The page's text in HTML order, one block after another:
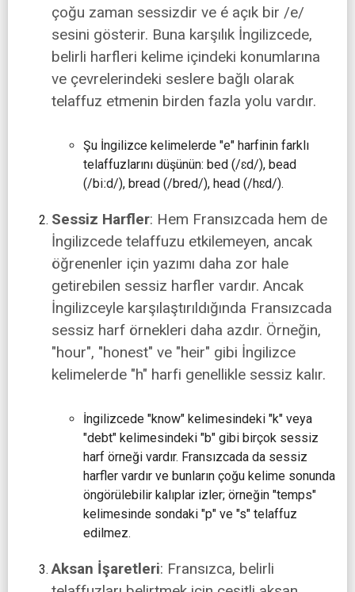
çoğu zaman sessizdir ve é açık bir /e/
sesini gösterir. Buna karşılık İngilizcede,
belirli harfleri kelime içindeki konumlarına
ve çevrelerindeki seslere bağlı olarak
telaffuz etmenin birden fazla yolu vardır.
Şu İngilizce kelimelerde "e" harfinin farklı
telaffuzlarını düşünün: bed (/ɛd/), bead
(/biːd/), bread (/bred/), head (/hɛd/).
Sessiz Harfler: Hem Fransızcada hem de
İngilizcede telaffuzu etkilemeyen, ancak
öğrenenler için yazımı daha zor hale
getirebilen sessiz harfler vardır. Ancak
İngilizceyle karşılaştırıldığında Fransızcada
sessiz harf örnekleri daha azdır. Örneğin,
"hour", "honest" ve "heir" gibi İngilizce
kelimelerde "h" harfi genellikle sessiz kalır.
İngilizcede "know" kelimesindeki "k" veya
"debt" kelimesindeki "b" gibi birçok sessiz
harf örneği vardır. Fransızcada da sessiz
harfler vardır ve bunların çoğu kelime sonunda
öngörülebilir kalıplar izler; örneğin "temps"
kelimesinde sondaki "p" ve "s" telaffuz
edilmez.
Aksan İşaretleri: Fransızca, belirli